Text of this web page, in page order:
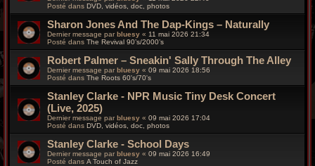
Posté dans DVD, vidéos, doc, photos
Sharon Jones And The Dap-Kings – Naturally
Dernier message parbluesy « 11 mai 2026 21:34
Posté dans The Revival 90’s/2000’s
Robert Palmer – Sneakin' Sally Through The Alley
Dernier message par bluesy « 09 mai 2026 18:56
Posté dans The Roots 60's/70's
Stanley Clarke - NPR Music Tiny Desk Concert
(Live, 2025)
Dernier message par bluesy « 09 mai 2026 17:04
Posté dans DVD, vidéos, doc, photos
Stanley Clarke - School Days
Dernier message par bluesy « 09 mai 2026 16:49
Posté dans A Touch of Jazz